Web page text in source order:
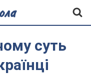
суть